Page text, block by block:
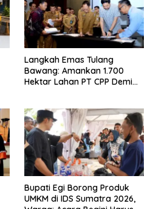
Langkah Emas Tulang
Bawang: Amankan 1.700
Hektar Lahan PT CPP Demi
Bupati Egi Borong Produk
UMKM di IDS Sumatra 2026,